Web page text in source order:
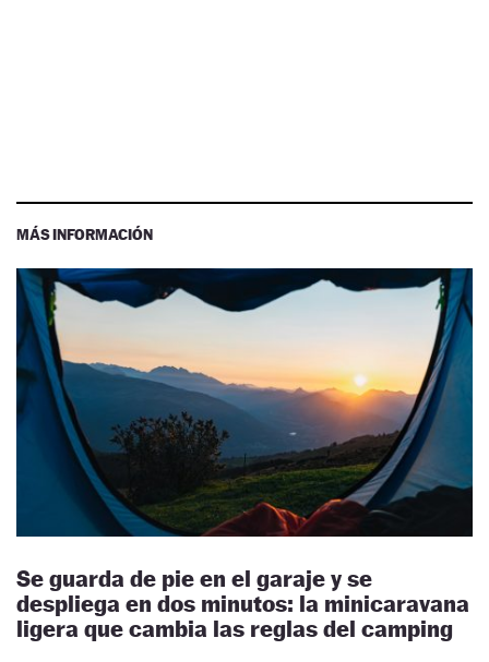
MÁS INFORMACIÓN
Se guarda de pie en el garaje y se
despliega en dos minutos: la minicaravana
ligera que cambia las reglas del camping